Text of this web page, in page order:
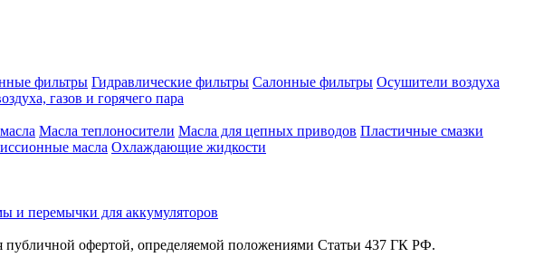
фильтры Гидравлические фильтры Салонные фильтры Осушители воздуха
газов и горячего пара
Масла теплоносители Масла для цепных приводов Пластичные смазки
масла Охлаждающие жидкости
и перемычки для аккумуляторов
публичной офертой, определяемой положениями Статьи 437 ГК РФ.